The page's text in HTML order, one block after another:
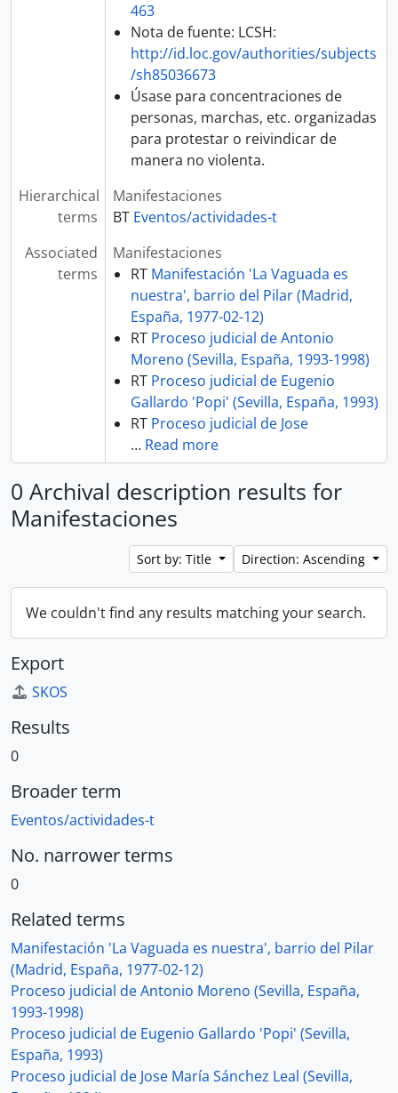
463
Nota de fuente: LCSH:
http://id.loc.gov/authorities/subjects
/sh85036673
Úsase para concentraciones de
personas, marchas, etc. organizadas
para protestar o reivindicar de
manera no violenta.
Hierarchical
terms
Manifestaciones
BT Eventos/actividades-t
Associated
terms
Manifestaciones
RT Manifestación 'La Vaguada es
nuestra', barrio del Pilar (Madrid,
España, 1977-02-12)
RT Proceso judicial de Antonio
Moreno (Sevilla, España, 1993-1998)
RT Proceso judicial de Eugenio
Gallardo 'Popi' (Sevilla, España, 1993)
RT Proceso judicial de Jose
… Read more
0 Archival description results for
Manifestaciones
Sort by: Title Direction: Ascending
We couldn't find any results matching your search.
Export
SKOS
Results
0
Broader term
Eventos/actividades-t
No. narrower terms
0
Related terms
Manifestación 'La Vaguada es nuestra', barrio del Pilar
(Madrid, España, 1977-02-12)
Proceso judicial de Antonio Moreno (Sevilla, España,
1993-1998)
Proceso judicial de Eugenio Gallardo 'Popi' (Sevilla,
España, 1993)
Proceso judicial de Jose María Sánchez Leal (Sevilla,